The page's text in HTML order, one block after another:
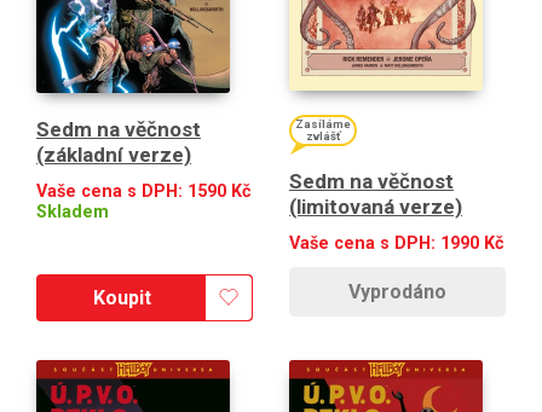
Sedm na věčnost
(základní verze)
Vaše cena s DPH: 1590 Kč
Skladem
Koupit
Zasíláme
zvlášť
Sedm na věčnost
(limitovaná verze)
Vaše cena s DPH: 1990 Kč
Vyprodáno